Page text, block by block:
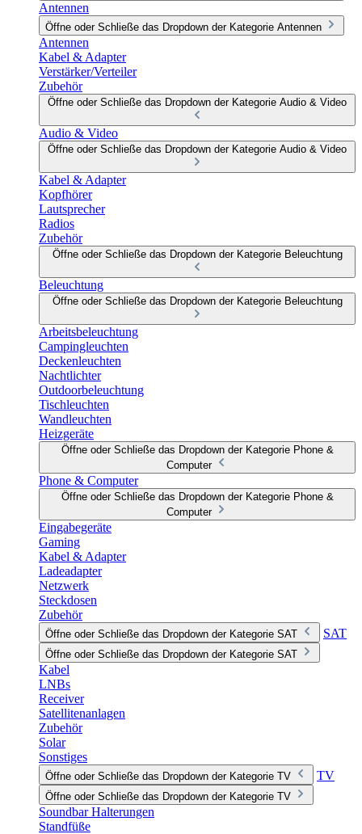
Antennen
Öffne oder Schließe das Dropdown der Kategorie Antennen
Antennen
Kabel & Adapter
Verstärker/Verteiler
Zubehör
Öffne oder Schließe das Dropdown der Kategorie Audio & Video
Audio & Video
Öffne oder Schließe das Dropdown der Kategorie Audio & Video
Kabel & Adapter
Kopfhörer
Lautsprecher
Radios
Zubehör
Öffne oder Schließe das Dropdown der Kategorie Beleuchtung
Beleuchtung
Öffne oder Schließe das Dropdown der Kategorie Beleuchtung
Arbeitsbeleuchtung
Campingleuchten
Deckenleuchten
Nachtlichter
Outdoorbeleuchtung
Tischleuchten
Wandleuchten
Heizgeräte
Öffne oder Schließe das Dropdown der Kategorie Phone &
Computer
Phone & Computer
Öffne oder Schließe das Dropdown der Kategorie Phone &
Computer
Eingabegeräte
Gaming
Kabel & Adapter
Ladeadapter
Netzwerk
Steckdosen
Zubehör
Öffne oder Schließe das Dropdown der Kategorie SAT SAT
Öffne oder Schließe das Dropdown der Kategorie SAT
Kabel
LNBs
Receiver
Satellitenanlagen
Zubehör
Solar
Sonstiges
Öffne oder Schließe das Dropdown der Kategorie TV TV
Öffne oder Schließe das Dropdown der Kategorie TV
Soundbar Halterungen
Standfüße